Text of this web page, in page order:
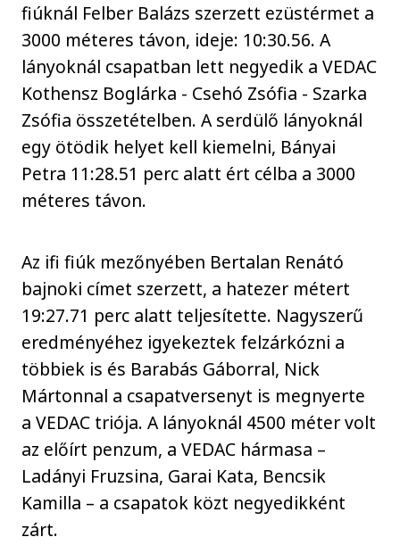
fiúknál Felber Balázs szerzett ezüstérmet a
3000 méteres távon, ideje: 10:30.56. A
lányoknál csapatban lett negyedik a VEDAC
Kothensz Boglárka - Csehó Zsófia - Szarka
Zsófia összetételben. A serdülő lányoknál
egy ötödik helyet kell kiemelni, Bányai
Petra 11:28.51 perc alatt ért célba a 3000
méteres távon.
Az ifi fiúk mezőnyében Bertalan Renátó
bajnoki címet szerzett, a hatezer métert
19:27.71 perc alatt teljesítette. Nagyszerű
eredményéhez igyekeztek felzárkózni a
többiek is és Barabás Gáborral, Nick
Mártonnal a csapatversenyt is megnyerte
a VEDAC triója. A lányoknál 4500 méter volt
az előírt penzum, a VEDAC hármasa –
Ladányi Fruzsina, Garai Kata, Bencsik
Kamilla – a csapatok közt negyedikként
zárt.